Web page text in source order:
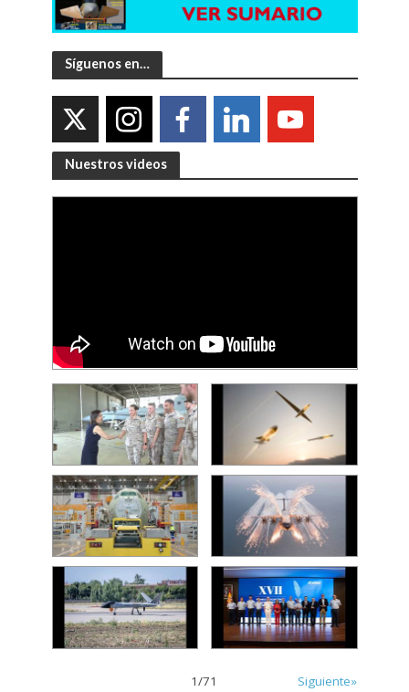
Síguenos en…
Nuestros videos
1/71
Siguiente»